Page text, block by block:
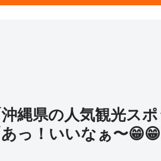
縄県の人気観光ス
っ！いいなぁ〜